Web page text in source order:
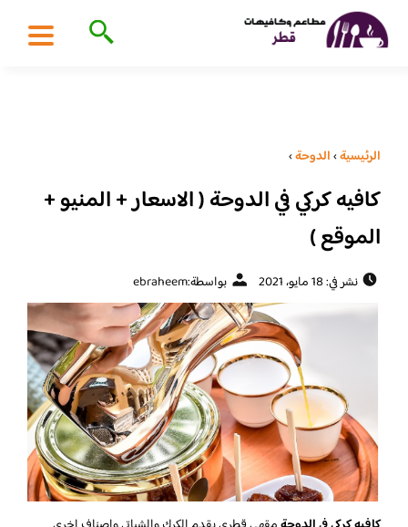
الرئيسية›الدوحة›
كافيه كركي في الدوحة ( الاسعار + المنيو +
الموقع )
نشر في: 18 مايو، 2021 بواسطة:ebraheem